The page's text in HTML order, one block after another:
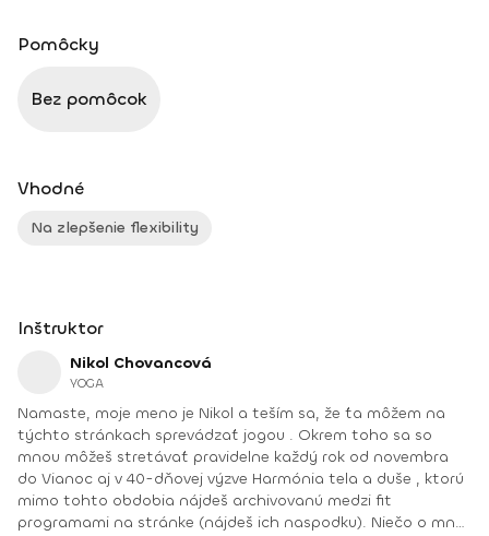
Pomôcky
Bez pomôcok
Vhodné
Na zlepšenie flexibility
Inštruktor
Nikol Chovancová
YOGA
Namaste, moje meno je Nikol a teším sa, že ťa môžem na
týchto stránkach sprevádzať jogou . Okrem toho sa so
mnou môžeš stretávať pravidelne každý rok od novembra
do Vianoc aj v 40-dňovej výzve Harmónia tela a duše , ktorú
mimo tohto obdobia nájdeš archivovanú medzi fit
programami na stránke (nájdeš ich naspodku). Niečo o mne.